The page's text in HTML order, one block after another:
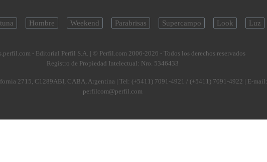
Hombre Weekend Parabrisas Supercampo Look Luz
- Editorial Perfil S.A. | © Perfil.com 2006-2026 - Todos los derechos reservados
Registro de Propiedad Intelectual: Nro. 5346433
2715, C1289ABI, CABA, Argentina | Tel: (+5411) 7091-4921 / (+5411) 7091-4922 | E-mail:
perfilcom@perfil.com